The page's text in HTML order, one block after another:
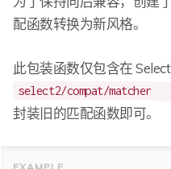
配函数转换为新风格。
此包装函数仅包含在
select2/compat/matcher
封装旧的匹配函数即可。